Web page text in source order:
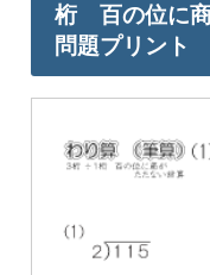
桁 百の位に商
問題プリント